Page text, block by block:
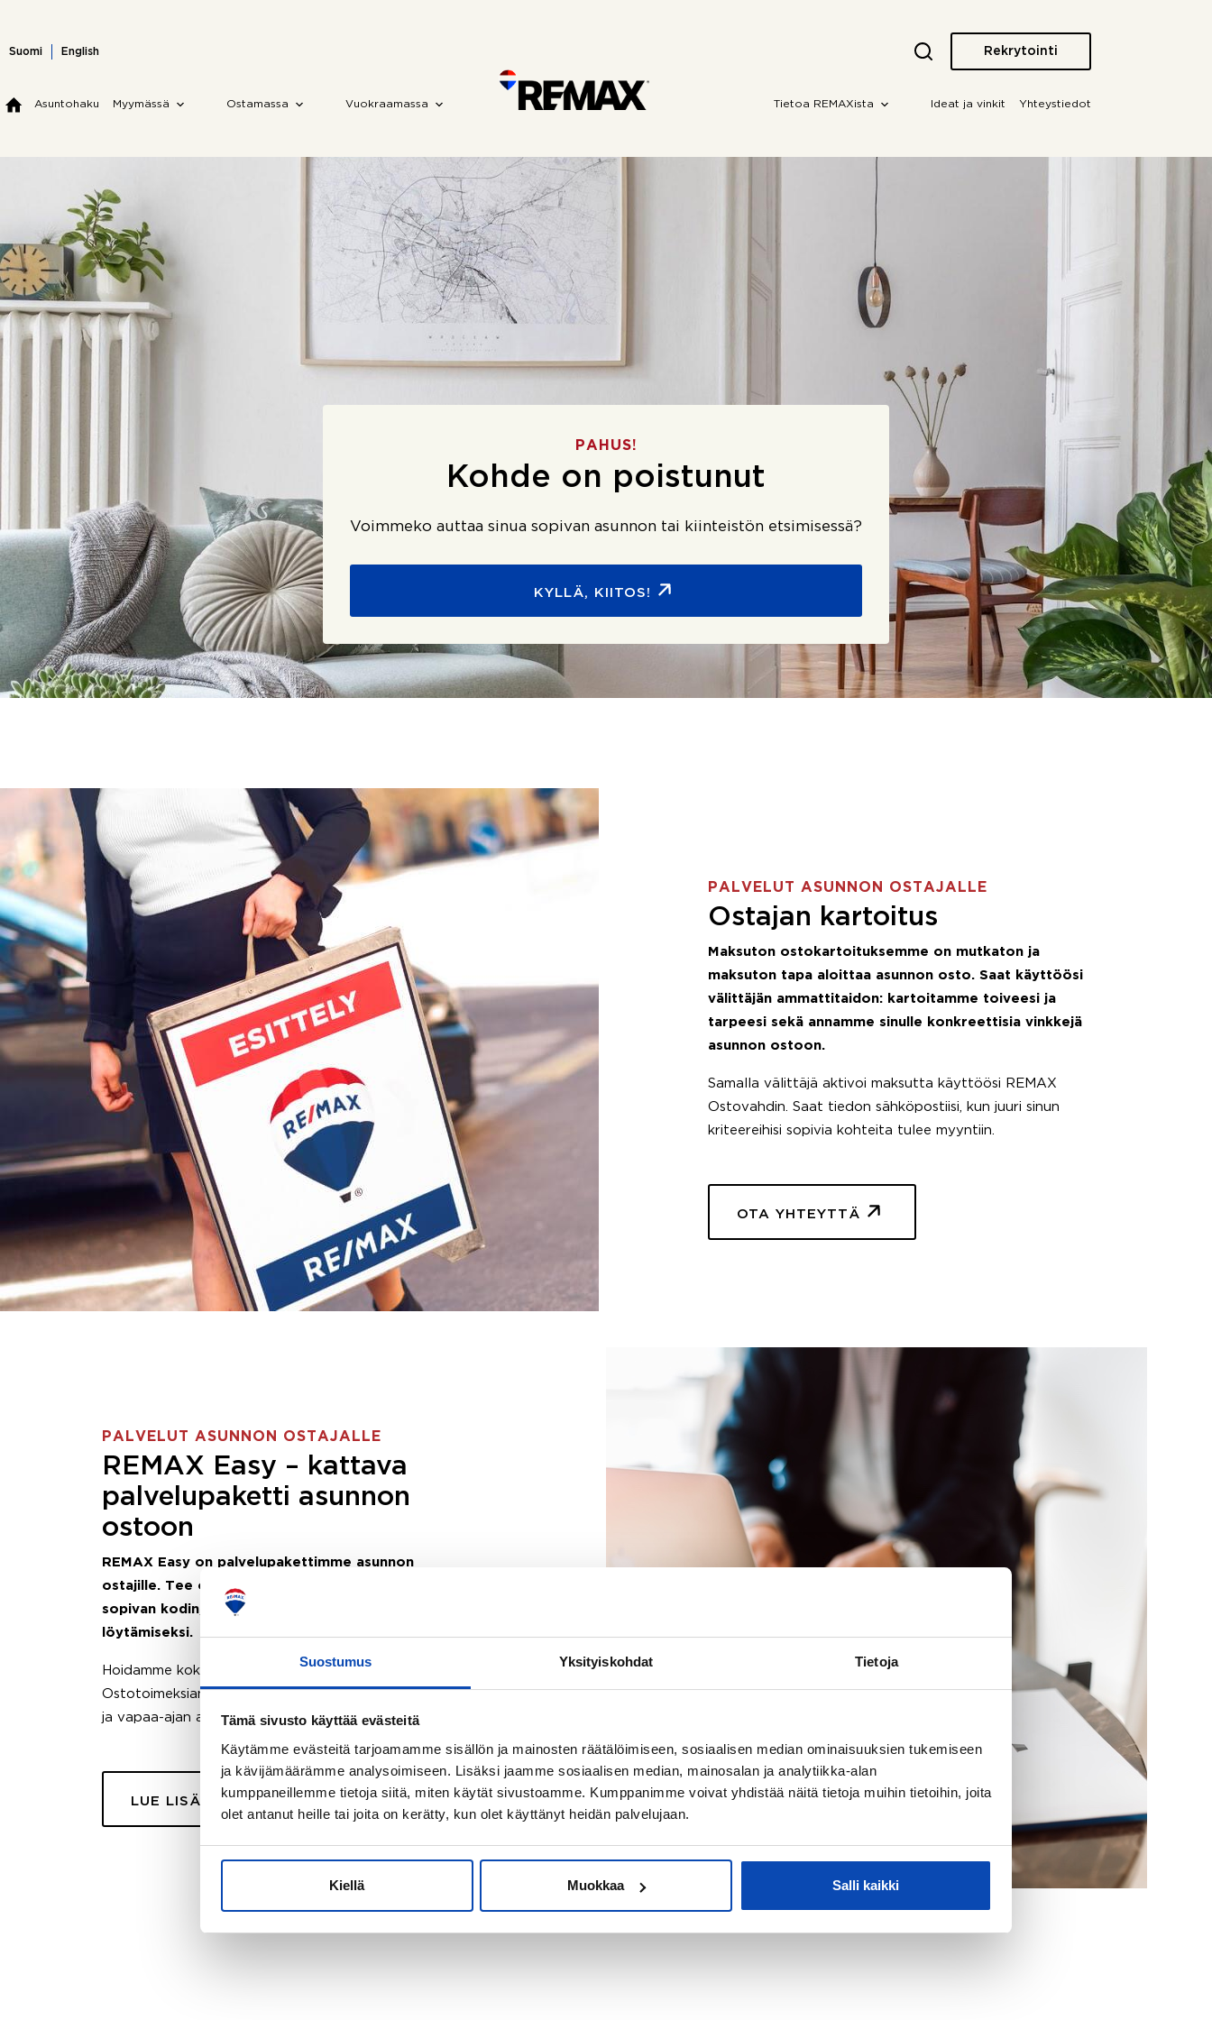
Suostumus Yksityiskohdat Tietoja
Tämä sivusto käyttää evästeitä
Käytämme evästeitä tarjoamamme sisällön ja mainosten räätälöimiseen, sosiaalisen median ominaisuuksien tukemiseen
ja kävijämäärämme analysoimiseen. Lisäksi jaamme sosiaalisen median, mainosalan ja analytiikka-alan
kumppaneillemme tietoja siitä, miten käytät sivustoamme. Kumppanimme voivat yhdistää näitä tietoja muihin tietoihin, joita
olet antanut heille tai joita on kerätty, kun olet käyttänyt heidän palvelujaan.
Kiellä Muokkaa Salli kaikki
content
Suomi English Rekrytointi
Asuntohaku Myymässä Ostamassa Vuokraamassa Tietoa REMAXista Ideat ja vinkit Yhteystiedot
PAHUS!
Kohde on poistunut
Voimmeko auttaa sinua sopivan asunnon tai kiinteistön etsimisessä?
KYLLÄ, KIITOS!
PALVELUT ASUNNON OSTAJALLE
Ostajan kartoitus
Maksuton ostokartoituksemme on mutkaton ja
maksuton tapa aloittaa asunnon osto. Saat käyttöösi
välittäjän ammattitaidon: kartoitamme toiveesi ja
tarpeesi sekä annamme sinulle konkreettisia vinkkejä
asunnon ostoon.
Samalla välittäjä aktivoi maksutta käyttöösi REMAX
Ostovahdin. Saat tiedon sähköpostiisi, kun juuri sinun
kriteereihisi sopivia kohteita tulee myyntiin.
OTA YHTEYTTÄ
PALVELUT ASUNNON OSTAJALLE
REMAX Easy – kattava
palvelupaketti asunnon
ostoon
REMAX Easy on palvelupakettimme asunnon
ostajille. Tee ostotoimeksianto ja etsimme juuri sinulle
sopivan kodin, eikä sinun tarvitse nähdä vaivaa sen
löytämiseksi.
Hoidamme koko ostoprosessin puolestasi.
Ostotoimeksiantopalvelumme sopii myös esimerkiksi sijoitus-
ja vapaa-ajan asuntojen ostoon.
LUE LISÄÄ